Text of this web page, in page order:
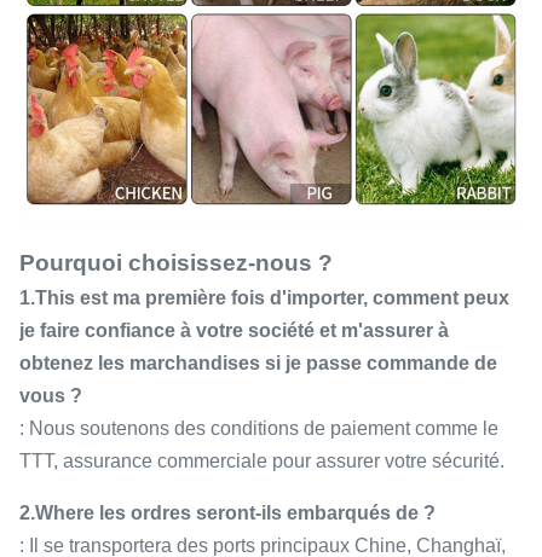
Pourquoi choisissez-nous ?
1.This est ma première fois d'importer, comment peux
je faire confiance à votre société et m'assurer à
obtenez les marchandises si je passe commande de
vous ?
: Nous soutenons des conditions de paiement comme le
TTT, assurance commerciale pour assurer votre sécurité.
2.Where les ordres seront-ils embarqués de ?
: Il se transportera des ports principaux Chine, Changhaï,